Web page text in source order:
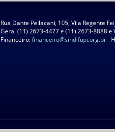
Rua Dante Pellacani, 105, Vila Regente
Geral (11) 2673-4477 e (11) 2673-8888
Financeiro:financeiro@sindifupi.org.br-